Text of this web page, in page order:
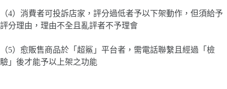
（4）消費者可投訴店家，評分過低者予以下架動作，但須給予
評分理由，理由不全且亂評者不予理會
（5）愈販售商品於「超鯊」平台者，需電話聯繫且經過「檢
驗」後才能予以上架之功能